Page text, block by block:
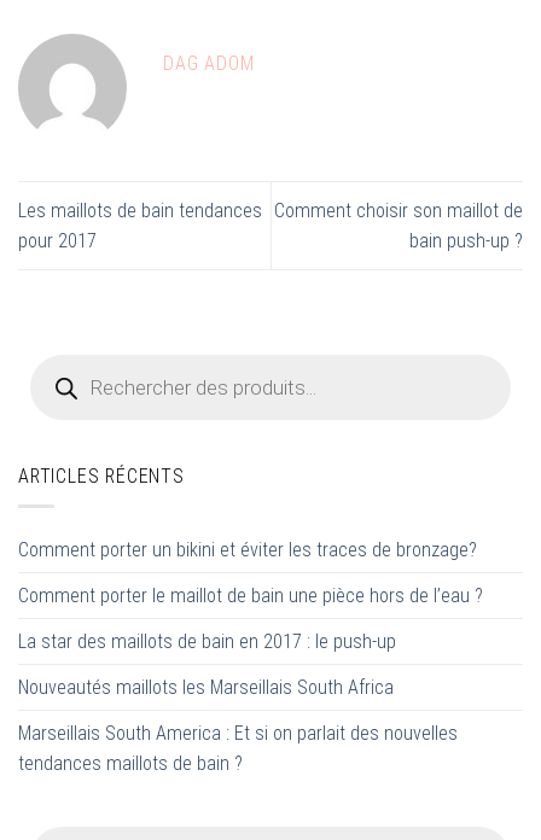
DAG ADOM
Les maillots de bain tendances
pour 2017
Comment choisir son maillot de
bain push-up ?
produits
ARTICLES RÉCENTS
Comment porter un bikini et éviter les traces de bronzage?
Comment porter le maillot de bain une pièce hors de l’eau ?
La star des maillots de bain en 2017 : le push-up
Nouveautés maillots les Marseillais South Africa
Marseillais South America : Et si on parlait des nouvelles
tendances maillots de bain ?